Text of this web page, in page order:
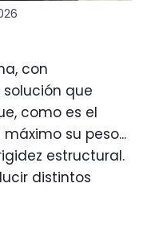
con
que
como es el
su peso...
estructural.
distintos